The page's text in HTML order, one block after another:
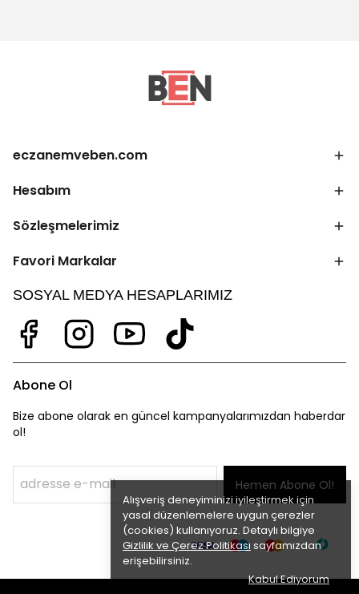
Alışveriş deneyiminizi iyileştirmek için
yasal düzenlemelere uygun çerezler
(cookies) kullanıyoruz. Detaylı bilgiye
Gizlilik ve Çerez Politikası sayfamızdan
erişebilirsiniz.
Kabul Ediyorum
eczanemveben.com
Hesabım
Sözleşmelerimiz
Favori Markalar
SOSYAL MEDYA HESAPLARIMIZ
Abone Ol
Bize abone olarak en güncel kampanyalarımızdan haberdar
ol!
Hemen Abone Ol!